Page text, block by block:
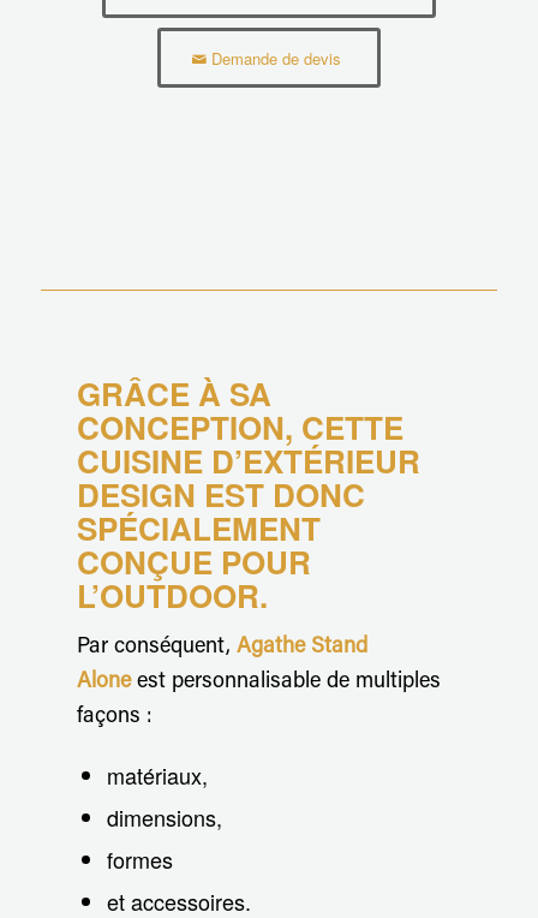
Demande de devis
GRÂCE À SA
CONCEPTION, CETTE
CUISINE D’EXTÉRIEUR
DESIGN EST DONC
SPÉCIALEMENT
CONÇUE POUR
L’OUTDOOR.
Par conséquent, Agathe Stand
Aloneest personnalisable de multiples
façons :
matériaux,
dimensions,
formes
et accessoires.